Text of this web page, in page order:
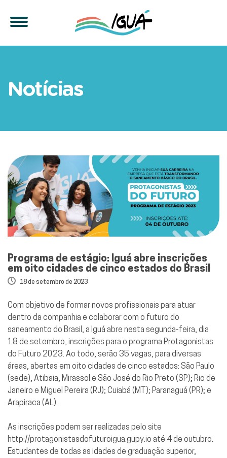
Notícias
Programa de estágio: Iguá abre inscrições
em oito cidades de cinco estados do Brasil
18 de setembro de 2023
Com objetivo de formar novos profissionais para atuar
dentro da companhia e colaborar com o futuro do
saneamento do Brasil, a Iguá abre nesta segunda-feira, dia
18 de setembro, inscrições para o programa Protagonistas
do Futuro 2023. Ao todo, serão 35 vagas, para diversas
áreas, abertas em oito cidades de cinco estados: São Paulo
(sede), Atibaia, Mirassol e São José do Rio Preto (SP); Rio de
Janeiro e Miguel Pereira (RJ); Cuiabá (MT); Paranaguá (PR); e
Arapiraca (AL).
As inscrições podem ser realizadas pelo site
http://protagonistasdofuturoigua.gupy.io até 4 de outubro.
Estudantes de todas as idades de graduação superior,